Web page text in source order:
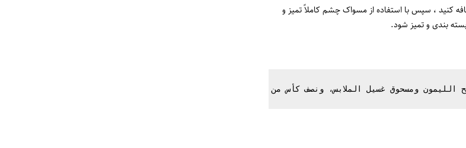
کنید ، سپس با استفاده از مسواک چشم کاملاً تمیز و
بندی و تمیز شود.
ومسحوق غسيل الملابس، ونصف كأس من الخل بشكل جيّد، توضع عيون الفرن في المزيج وتترك لمدّة